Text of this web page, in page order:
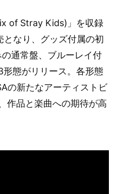
of Stray Kids)」を収録
となり、グッズ付属の初
通常盤、ブルーレイ付
形態がリリース。各形態
の新たなアーティストビ
作品と楽曲への期待が高